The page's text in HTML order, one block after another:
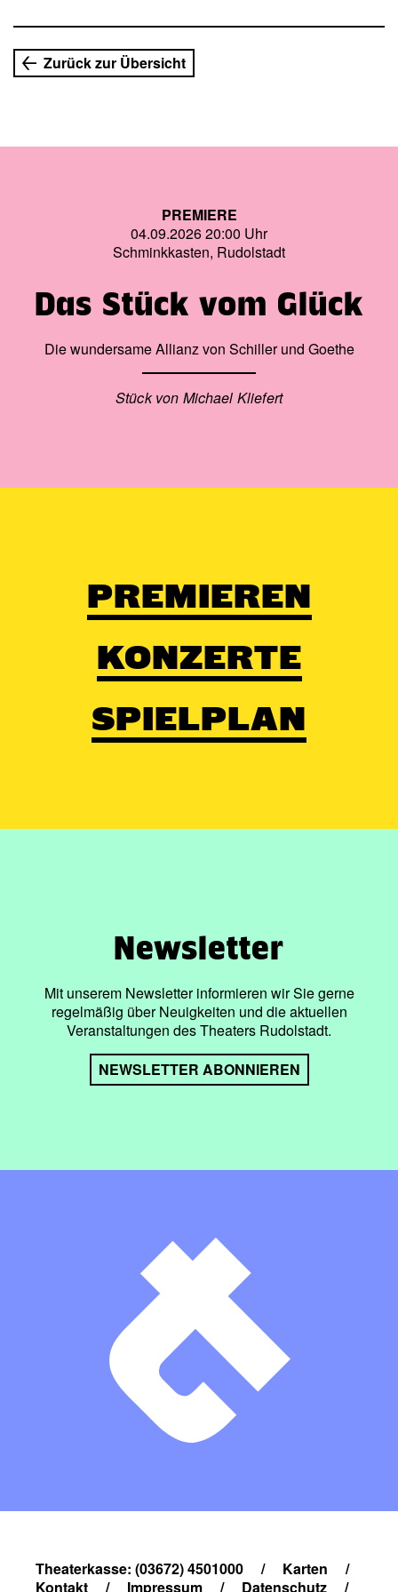
Zurück zur Übersicht
PREMIERE
04.09.2026 20:00 Uhr
Schminkkasten, Rudolstadt
Das Stück vom Glück
Die wundersame Allianz von Schiller und Goethe
Stück von Michael Kliefert
PREMIEREN
KONZERTE
SPIELPLAN
Newsletter
Mit unserem Newsletter informieren wir Sie gerne
regelmäßig über Neuigkeiten und die aktuellen
Veranstaltungen des Theaters Rudolstadt.
NEWSLETTER ABONNIEREN
Theaterkasse: (03672) 4501000 / Karten
/
Kontakt
/ Impressum / Datenschutz /